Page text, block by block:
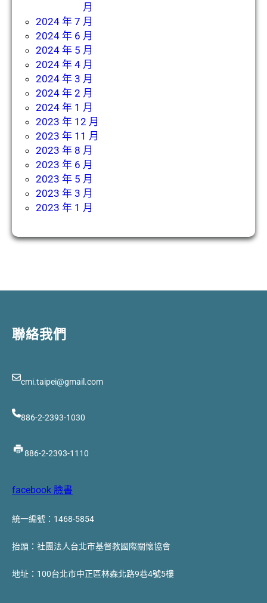
2024 年 8 月
2024 年 7 月
2024 年 6 月
2024 年 5 月
2024 年 4 月
2024 年 3 月
2024 年 2 月
2024 年 1 月
2023 年 12 月
2023 年 11 月
2023 年 8 月
2023 年 6 月
2023 年 5 月
2023 年 3 月
2023 年 1 月
聯絡我們
cmi.taipei@gmail.com
886-2-2393-1030
886-2-2393-1110
facebook 臉書
統一編號：1468-5854
抬頭：社團法人台北市基督教國際關懷協會
地址：100台北市中正區林森北路9巷4號5樓